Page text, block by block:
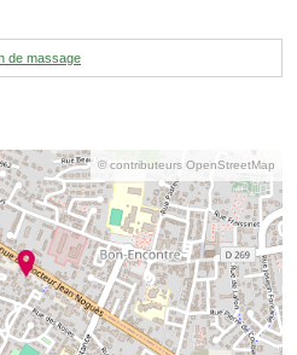
de massage
© contributeurs OpenStreetMap